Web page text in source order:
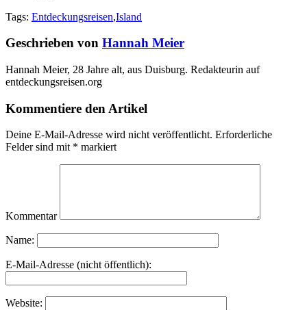
Tags: Entdeckungsreisen,Island
Geschrieben von Hannah Meier
Hannah Meier, 28 Jahre alt, aus Duisburg. Redakteurin auf
entdeckungsreisen.org
Kommentiere den Artikel
Deine E-Mail-Adresse wird nicht veröffentlicht. Erforderliche
Felder sind mit * markiert
Kommentar
Name:
E-Mail-Adresse (nicht öffentlich):
Website: